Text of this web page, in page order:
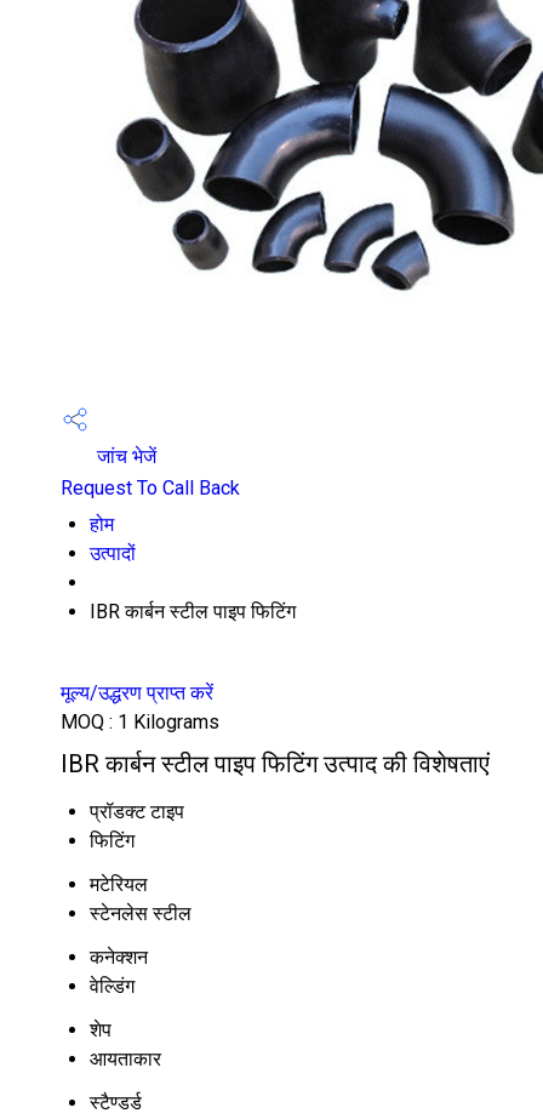
जांच भेजें
Request To Call Back
होम
उत्पादों
IBR कार्बन स्टील पाइप फिटिंग
मूल्य/उद्धरण प्राप्त करें
MOQ : 1 Kilograms
IBR कार्बन स्टील पाइप फिटिंग उत्पाद की विशेषताएं
प्रॉडक्ट टाइप
फिटिंग
मटेरियल
स्टेनलेस स्टील
कनेक्शन
वेल्डिंग
शेप
आयताकार
स्टैण्डर्ड